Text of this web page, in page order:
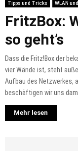
Tipps und Tricks
WLAN
FritzBox:
so geht’s
Dass die Fritz!Box der
vier Wände ist, steht
Aufbau des Netzwerkes,
beschäftigen wir uns
Mehr lesen